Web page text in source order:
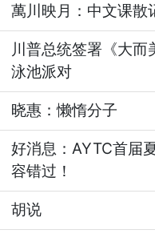
萬川映月：中文课散
川普总统签署《大而
泳池派对
晓惠：懒惰分子
好消息：AYTC首届
容错过！
胡说